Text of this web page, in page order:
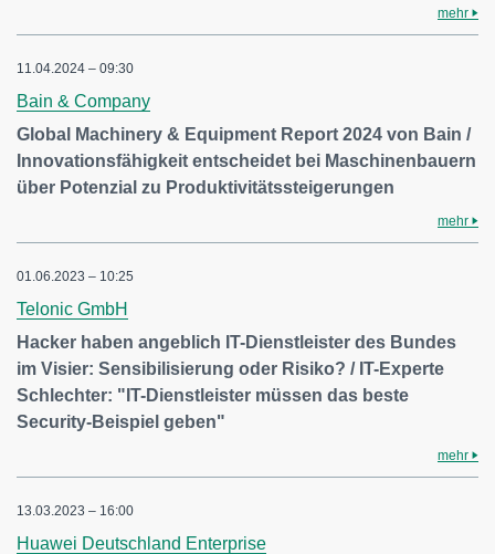
mehr
11.04.2024 – 09:30
Bain & Company
Global Machinery & Equipment Report 2024 von Bain /
Innovationsfähigkeit entscheidet bei Maschinenbauern
über Potenzial zu Produktivitätssteigerungen
mehr
01.06.2023 – 10:25
Telonic GmbH
Hacker haben angeblich IT-Dienstleister des Bundes
im Visier: Sensibilisierung oder Risiko? / IT-Experte
Schlechter: "IT-Dienstleister müssen das beste
Security-Beispiel geben"
mehr
13.03.2023 – 16:00
Huawei Deutschland Enterprise